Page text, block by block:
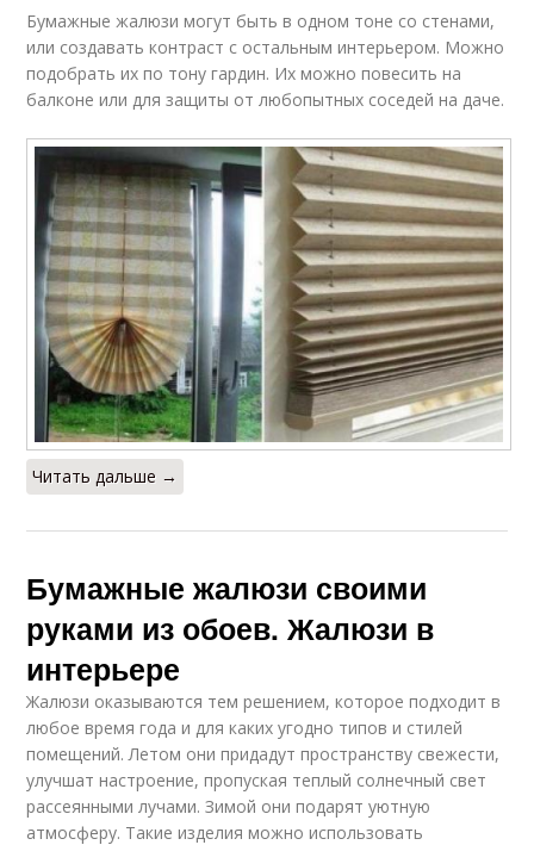
Бумажные жалюзи могут быть в одном тоне со стенами,
или создавать контраст с остальным интерьером. Можно
подобрать их по тону гардин. Их можно повесить на
балконе или для защиты от любопытных соседей на даче.
Читать дальше →
Бумажные жалюзи своими
руками из обоев. Жалюзи в
интерьере
Жалюзи оказываются тем решением, которое подходит в
любое время года и для каких угодно типов и стилей
помещений. Летом они придадут пространству свежести,
улучшат настроение, пропуская теплый солнечный свет
рассеянными лучами. Зимой они подарят уютную
атмосферу. Такие изделия можно использовать